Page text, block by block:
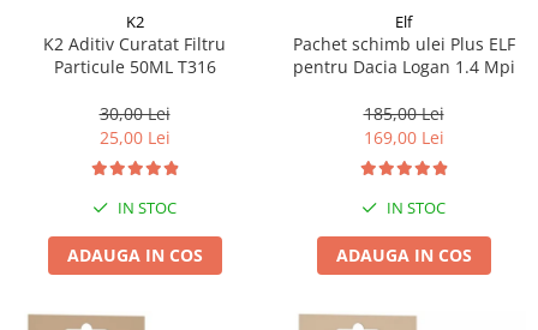
K2
K2 Aditiv Curatat Filtru
Particule 50ML T316
30,00 Lei
25,00 Lei
IN STOC
ADAUGA IN COS
Elf
Pachet schimb ulei Plus ELF
pentru Dacia Logan 1.4 Mpi
185,00 Lei
169,00 Lei
IN STOC
ADAUGA IN COS